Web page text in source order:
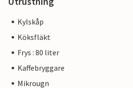
Kylskåp
Köksfläkt
Frys : 80 liter
Kaffebryggare
Mikrougn